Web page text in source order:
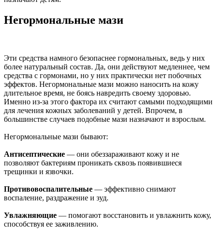
Негормональные мази
Эти средства намного безопаснее гормональных, ведь у них
более натуральный состав. Да, они действуют медленнее, чем
средства с гормонами, но у них практически нет побочных
эффектов. Негормональные мази можно наносить на кожу
длительное время, не боясь навредить своему здоровью.
Именно из-за этого фактора их считают самыми подходящими
для лечения кожных заболеваний у детей. Впрочем, в
большинстве случаев подобные мази назначают и взрослым.
Негормональные мази бывают:
Антисептические — они обеззараживают кожу и не
позволяют бактериям проникать сквозь появившиеся
трещинки и язвочки.
Противовоспалительные — эффективно снимают
воспаление, раздражение и зуд.
Увлажняющие — помогают восстановить и увлажнить кожу,
способствуя ее заживлению.